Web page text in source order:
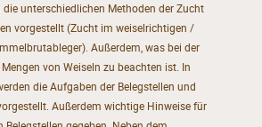
die unterschiedlichen Methoden der Zucht
vorgestellt (Zucht im weiselrichtigen /
Außerdem, was bei der
von Weiseln zu beachten ist. In
die Aufgaben der Belegstellen und
Außerdem wichtige Hinweise für